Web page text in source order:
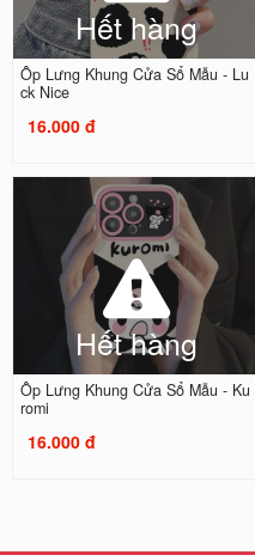
Hết hàng
Ốp Lưng Khung Cửa Sổ Mẫu - Lu
ck Nice
16.000 đ
Hết hàng
Ốp Lưng Khung Cửa Sổ Mẫu - Ku
romi
16.000 đ